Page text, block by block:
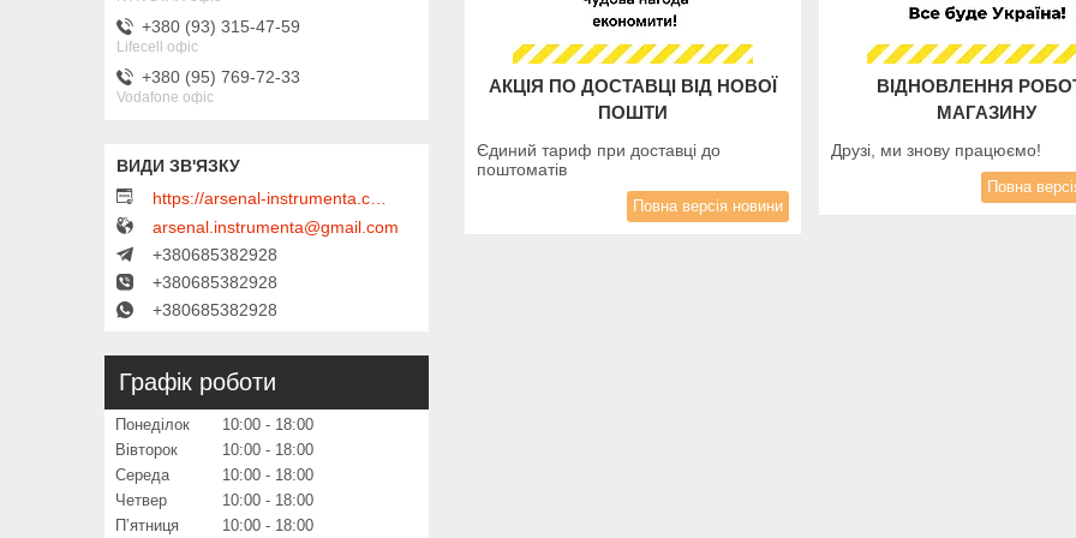
АКЦІЯ ПО ДОСТАВЦІ ВІД НОВОЇ
ПОШТИ
Єдиний тариф при доставці до
поштоматів
Повна версія новини
ВІДНОВЛЕННЯ
МАГАЗИНУ
Друзі, ми знову працюємо!
Повна
+380 (93) 315-47-59
Lifecell офіс
+380 (95) 769-72-33
Vodafone офіс
arsenal.instrumenta@gmail.com
+380685382928
+380685382928
+380685382928
Графік роботи
Понеділок 10:00
18:00
Вівторок
10:00
18:00
Середа
10:00
18:00
Четвер
10:00
18:00
Пʼятниця
10:00 18:00